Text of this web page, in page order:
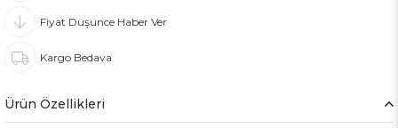
Fiyat Düşünce Haber Ver
Kargo Bedava
Ürün Özellikleri